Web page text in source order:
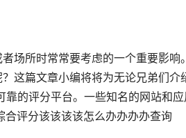
场所时常常要考虑的一个重要影响
这篇文章小编将将为无论兄弟们介
的评分平台。一些知名的网站和
评分该该该该怎么办办办办查询